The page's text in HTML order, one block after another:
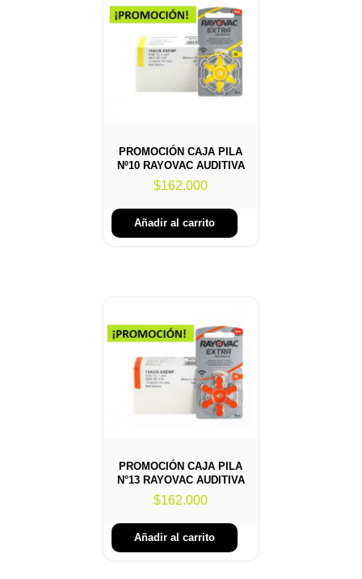
PROMOCIÓN CAJA PILA
Nº10 RAYOVAC AUDITIVA
$162.000
Añadir al carrito
PROMOCIÓN CAJA PILA
N°13 RAYOVAC AUDITIVA
$162.000
Añadir al carrito